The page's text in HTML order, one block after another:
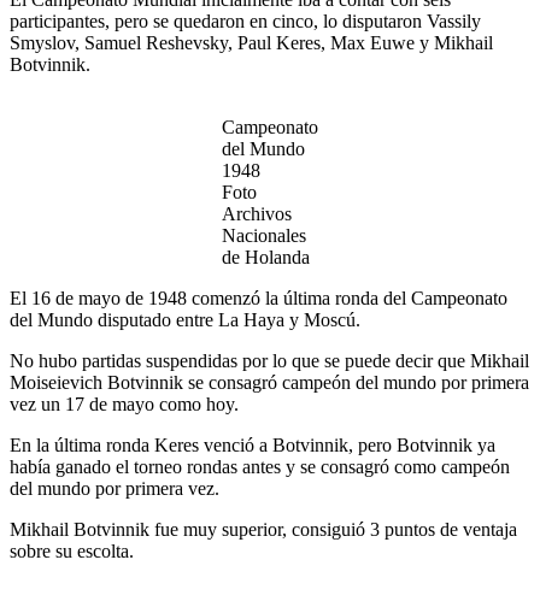
participantes, pero se quedaron en cinco, lo disputaron Vassily
Smyslov, Samuel Reshevsky, Paul Keres, Max Euwe y Mikhail
Botvinnik.
Campeonato
del Mundo
1948
Foto
Archivos
Nacionales
de Holanda
El 16 de mayo de 1948 comenzó la última ronda del Campeonato
del Mundo disputado entre La Haya y Moscú.
No hubo partidas suspendidas por lo que se puede decir que Mikhail
Moiseievich Botvinnik se consagró campeón del mundo por primera
vez un 17 de mayo como hoy.
En la última ronda Keres venció a Botvinnik, pero Botvinnik ya
había ganado el torneo rondas antes y se consagró como campeón
del mundo por primera vez.
Mikhail Botvinnik fue muy superior, consiguió 3 puntos de ventaja
sobre su escolta.